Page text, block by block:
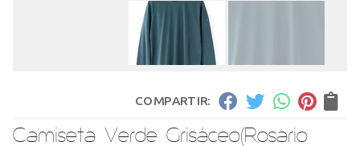
COMPARTIR:
Camiseta Verde Grisáceo(Rosario